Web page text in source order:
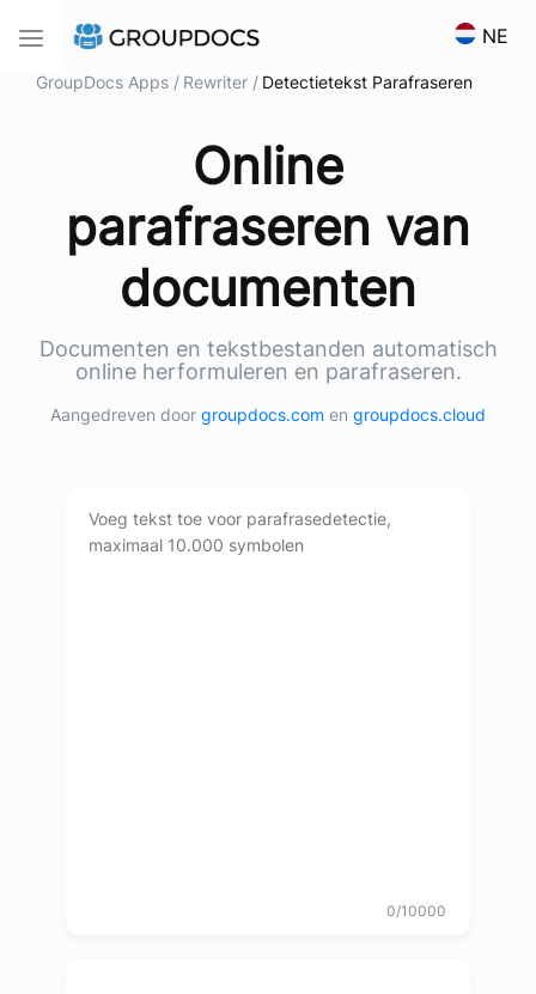
Toggle navigation NE
GroupDocs Apps / Rewriter / Detectietekst Parafraseren
Online
parafraseren van
documenten
Documenten en tekstbestanden automatisch
online herformuleren en parafraseren.
Aangedreven door groupdocs.com en groupdocs.cloud
0/10000